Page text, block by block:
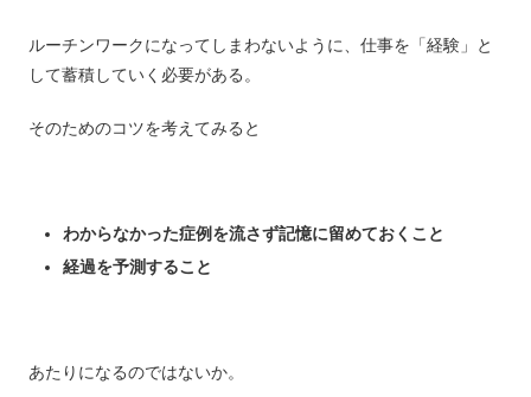
ルーチンワークになってしまわないように、仕事を「経験」と
して蓄積していく必要がある。
そのためのコツを考えてみると
わからなかった症例を流さず記憶に留めておくこと
経過を予測すること
あたりになるのではないか。